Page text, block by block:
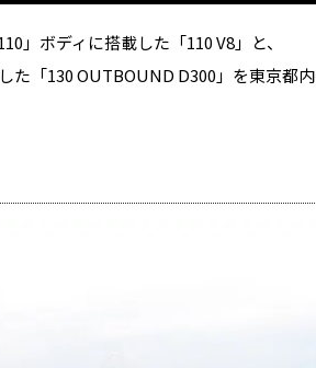
」ボディに搭載した「110 V8」と、
た「130 OUTBOUND D300 」を東京都内